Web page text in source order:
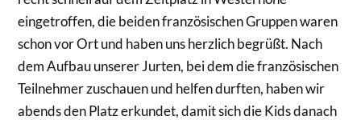
eingetroffen, die beiden französischen Gruppen waren
schon vor Ort und haben uns herzlich begrüßt. Nach
dem Aufbau unserer Jurten, bei dem die französischen
Teilnehmer zuschauen und helfen durften, haben wir
abends den Platz erkundet, damit sich die Kids danach